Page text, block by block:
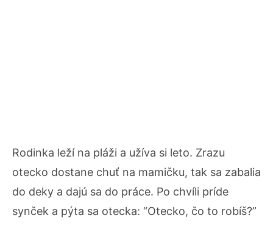
Rodinka leží na pláži a užíva si leto. Zrazu
otecko dostane chuť na mamičku, tak sa zabalia
do deky a dajú sa do práce. Po chvíli príde
synček a pýta sa otecka: “Otecko, čo to robíš?”